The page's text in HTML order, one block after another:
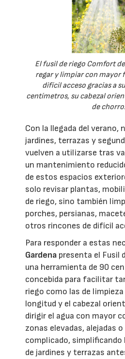
El fusil de riego Comfort
regar y limpiar con mayor
difícil acceso gracias a
centímetros, su cabezal
de chorro.
Con la llegada del verano,
jardines, terrazas y
vuelven a utilizarse tras
un mantenimiento
de estos espacios
solo revisar plantas,
de riego, sino también
porches, persianas,
otros rincones de difícil
Para responder a estas
Gardena presenta el Fusil
una herramienta de 90
concebida para facilitar
riego como las de
longitud y el cabezal
dirigir el agua con mayor
zonas elevadas, alejadas
complicado, simplificando
de jardines y terrazas